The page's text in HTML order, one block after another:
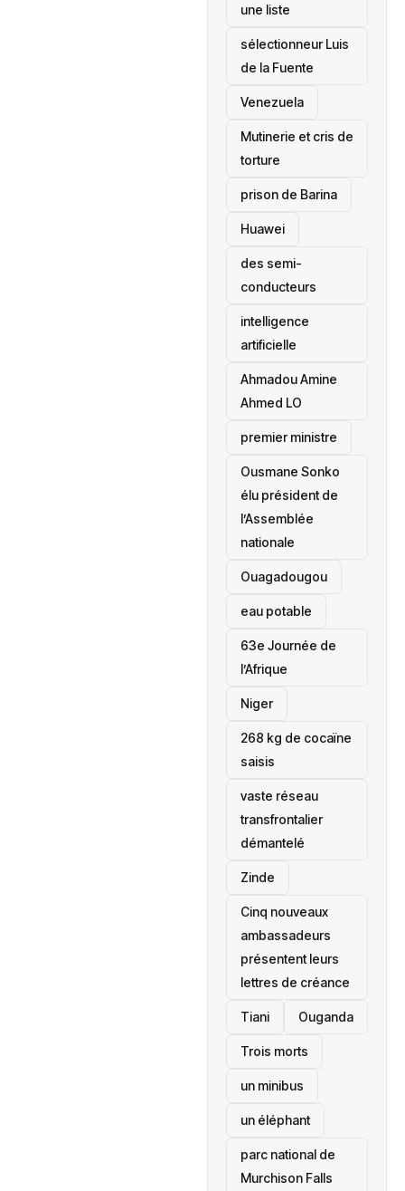
une liste
sélectionneur Luis
de la Fuente
‎Venezuela
Mutinerie et cris de
torture
prison de Barina
Huawei
des semi-
conducteurs
intelligence
artificielle
Ahmadou Amine
Ahmed LO
premier ministre
Ousmane Sonko
élu président de
l’Assemblée
nationale
‎Ouagadougou
eau potable
63e Journée de
l’Afrique
‎Niger
268 kg de cocaïne
saisis
vaste réseau
transfrontalier
démantelé
Zinde
Cinq nouveaux
ambassadeurs
présentent leurs
lettres de créance
Tiani ‎Ouganda
Trois morts
un minibus
un éléphant
parc national de
Murchison Falls